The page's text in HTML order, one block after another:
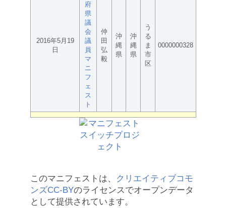
2016年5月19
日
府
県
議
会
議
員
マ
ニ
フ
ェ
ス
ト
仲
田
弘
毅
沖
縄
県
沖
縄
県
う
る
ま
市
区
0000000328
このマニフェストは、
クリエイティブコモ
ンズCC-BYのライセンスでオープンデータ
として提供されています。